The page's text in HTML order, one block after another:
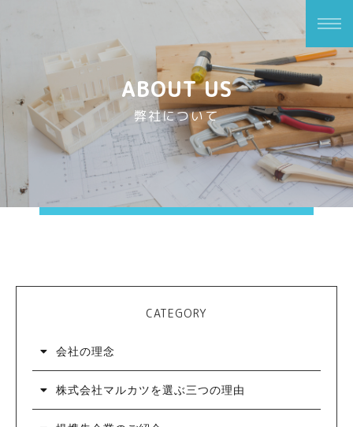
ABOUT US
弊社について
CATEGORY
会社の理念
株式会社マルカツを選ぶ三つの理由